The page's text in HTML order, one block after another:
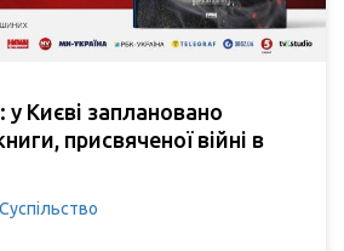
у Києві заплановано
присвяченої війні в
Суспільство